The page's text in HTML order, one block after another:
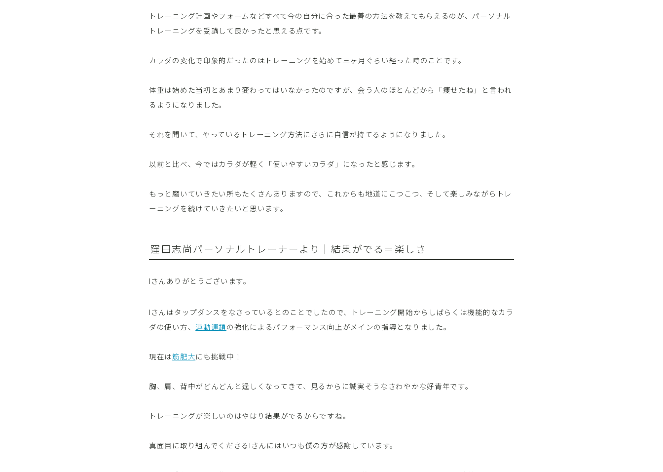
トレーニング計画やフォームなどすべて今の自分に合った最善の方法を教えてもらえるのが、パーソナル
トレーニングを受講して良かったと思える点です。
カラダの変化で印象的だったのはトレーニングを始めて三ヶ月ぐらい経った時のことです。
体重は始めた当初とあまり変わってはいなかったのですが、会う人のほとんどから「痩せたね」と言われ
るようになりました。
それを聞いて、やっているトレーニング方法にさらに自信が持てるようになりました。
以前と比べ、今ではカラダが軽く「使いやすいカラダ」になったと感じます。
もっと磨いていきたい所もたくさんありますので、これからも地道にこつこつ、そして楽しみながらトレ
ーニングを続けていきたいと思います。
窪田志尚パーソナルトレーナーより｜結果がでる＝楽しさ
Iさんありがとうございます。
Iさんはタップダンスをなさっているとのことでしたので、トレーニング開始からしばらくは機能的なカラ
ダの使い方、 運動連鎖の強化によるパフォーマンス向上がメインの指導となりました。
現在は筋肥大にも挑戦中！
胸、肩、背中がどんどんと逞しくなってきて、見るからに誠実そうなさわやかな好青年です。
トレーニングが楽しいのはやはり結果がでるからですね。
真面目に取り組んでくださるIさんにはいつも僕の方が感謝しています。